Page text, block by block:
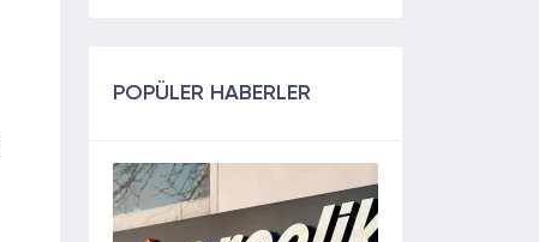
POPÜLER HABERLER